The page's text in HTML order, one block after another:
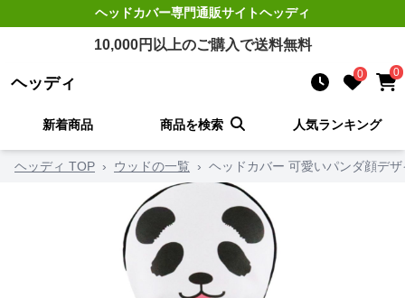
ヘッドカバー専門通販サイトヘッディ
10,000円以上のご購入で送料無料
ヘッディ 0 0
新着商品 商品を検索 人気ランキング
ヘッディ TOP › ウッドの一覧 › ヘッドカバー 可愛いパンダ顔デ